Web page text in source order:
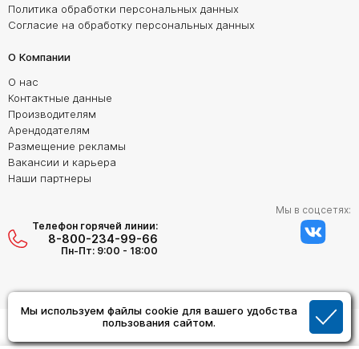
Мы используем файлы cookie для вашего удобства
пользования сайтом.
Политика обработки персональных данных
Согласие на обработку персональных данных
О Компании
О нас
Контактные данные
Производителям
Арендодателям
Размещение рекламы
Вакансии и карьера
Наши партнеры
Телефон горячей линии:
8-800-234-99-66
Пн-Пт: 9:00 - 18:00
Мы в соцсетях: